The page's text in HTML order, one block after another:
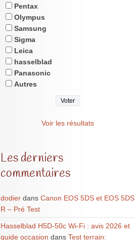
Pentax
Olympus
Samsung
Sigma
Leica
hasselblad
Panasonic
Autres
Voir les résultats
Les derniers
commentaires
dodierdans Canon EOS 5DS et EOS 5DS
R – Pré Test
Hasselblad H5D-50c Wi-Fi : avis 2026 et
guide occasion dans Test terrain: